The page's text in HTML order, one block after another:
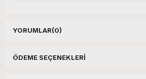
YORUMLAR(0)
ÖDEME SEÇENEKLERI